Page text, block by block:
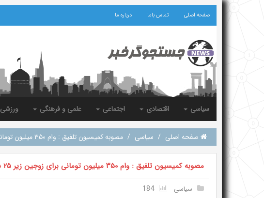
صفحه اصلی تماس باما درباره ما
سیاسی اقتصادی اجتماعی علمی و فرهنگی ورزشی
صفحه اصلی / سیاسی / مصوبه کمیسیون تلفیق : وام ۳۵۰ میلیون تومانی برای زوجین زیر ۲۵ سال
مصوبه کمیسیون تلفیق : وام ۳۵۰ میلیون تومانی برای زوجین زیر ۲۵ سال
سیاسی 184